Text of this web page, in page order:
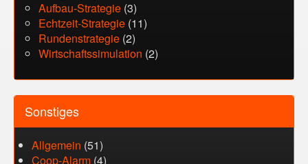
Aufbau-Strategie (3)
Echtzeit-Strategie (11)
Rundenstrategie (2)
Wirtschaftssimulation (2)
Sonstiges
Allgemein (51)
Coop-Alarm (4)